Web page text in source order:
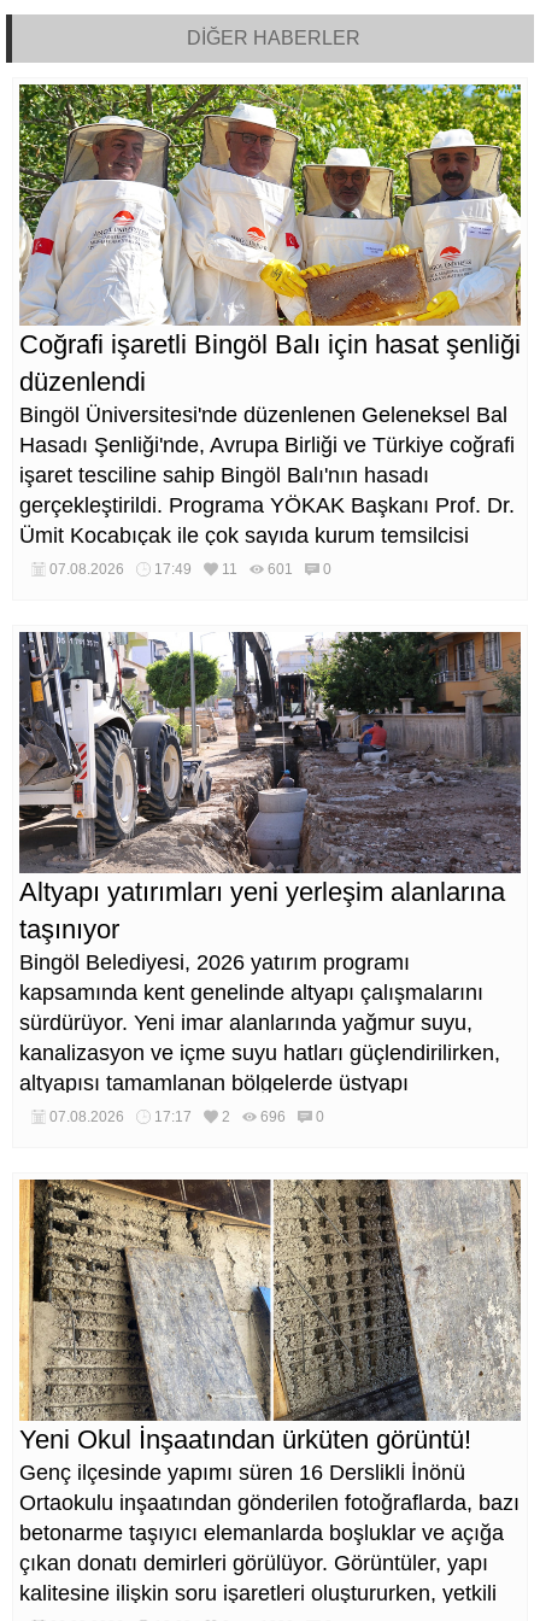
DİĞER HABERLER
Coğrafi işaretli Bingöl Balı için hasat şenliği
düzenlendi
Bingöl Üniversitesi'nde düzenlenen Geleneksel Bal
Hasadı Şenliği'nde, Avrupa Birliği ve Türkiye coğrafi
işaret tesciline sahip Bingöl Balı'nın hasadı
gerçekleştirildi. Programa YÖKAK Başkanı Prof. Dr.
Ümit Kocabıçak ile çok sayıda kurum temsilcisi
katıldı.
07.08.2026 17:49 11 601 0
Altyapı yatırımları yeni yerleşim alanlarına
taşınıyor
Bingöl Belediyesi, 2026 yatırım programı
kapsamında kent genelinde altyapı çalışmalarını
sürdürüyor. Yeni imar alanlarında yağmur suyu,
kanalizasyon ve içme suyu hatları güçlendirilirken,
altyapısı tamamlanan bölgelerde üstyapı
düzenlemeleri de eş zamanlı yürütülüyor.
07.08.2026 17:17 2 696 0
Yeni Okul İnşaatından ürküten görüntü!
Genç ilçesinde yapımı süren 16 Derslikli İnönü
Ortaokulu inşaatından gönderilen fotoğraflarda, bazı
betonarme taşıyıcı elemanlarda boşluklar ve açığa
çıkan donatı demirleri görülüyor. Görüntüler, yapı
kalitesine ilişkin soru işaretleri oluştururken, yetkili